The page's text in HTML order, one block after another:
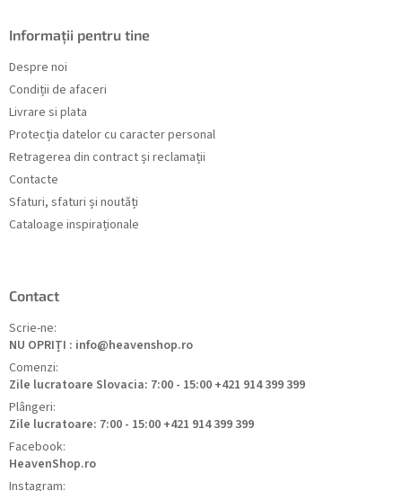
Informații pentru tine
Despre noi
Condiții de afaceri
Livrare si plata
Protecția datelor cu caracter personal
Retragerea din contract și reclamații
Contacte
Sfaturi, sfaturi și noutăți
Cataloage inspiraționale
Contact
Scrie-ne:
NU OPRIȚI : info@heavenshop.ro
Comenzi:
Zile lucratoare Slovacia: 7:00 - 15:00 +421 914 399 399
Plângeri:
Zile lucratoare: 7:00 - 15:00 +421 914 399 399
Facebook:
HeavenShop.ro
Instagram: